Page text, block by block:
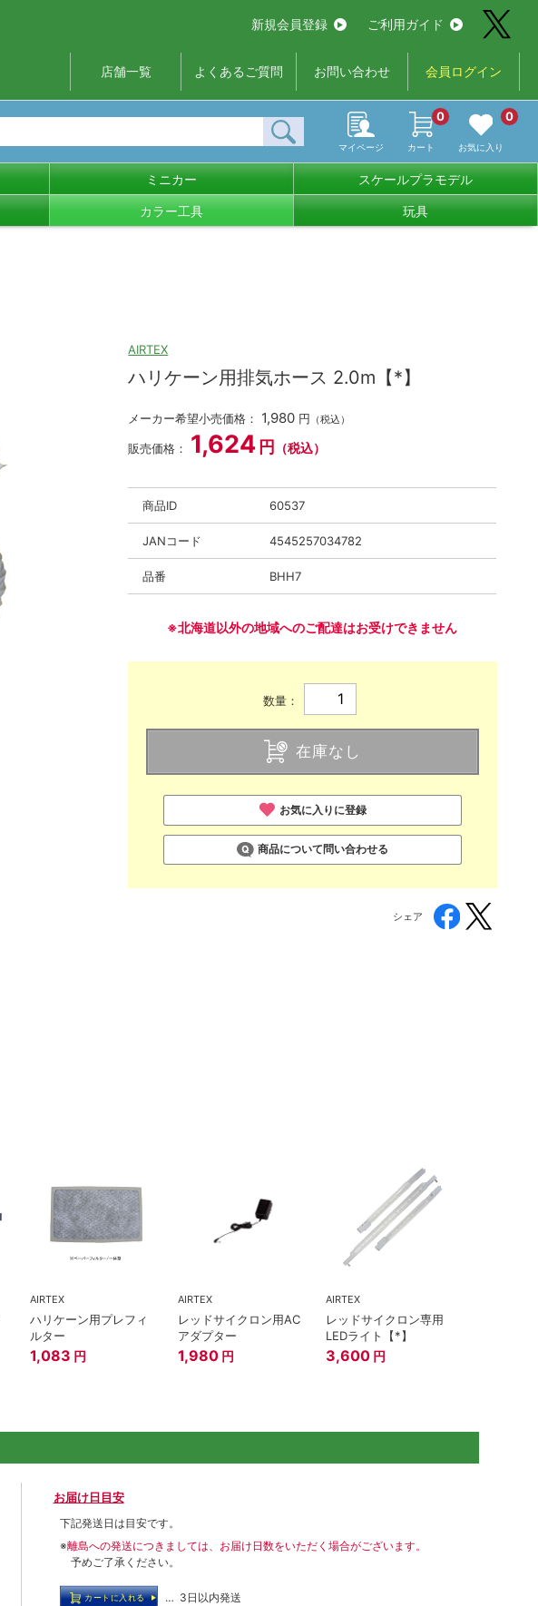
新規会員登録 ご利用ガイド
店舗一覧 よくあるご質問 お問い合わせ 会員ログイン
マイページ カート
0
お気に入り
0
ミニカー スケールプラモデル
カラー工具 玩具
AIRTEX
ハリケーン用排気ホース 2.0m【*】
メーカー希望小売価格： 1,980 円 （税込）
販売価格： 1,624 円 （税込）
商品ID 60537
JANコード 4545257034782
品番 BHH7
※北海道以外の地域へのご配達はお受けできません
数量：
在庫なし
お気に入りに登録
商品について問い合わせる
シェア
AIRTEX
ハリケーン用プレフィ
ルター
1,083 円
AIRTEX
レッドサイクロン用AC
アダプター
1,980 円
AIRTEX
レッドサイクロン専用
LEDライト【*】
3,600 円
お届け日目安
下記発送日は目安です。
※離島への発送につきましては、お届け日数をいただく場合がございます。
予めご了承ください。
カートに入れる … 3日以内発送